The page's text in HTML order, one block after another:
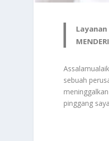
sebuah
pinggang